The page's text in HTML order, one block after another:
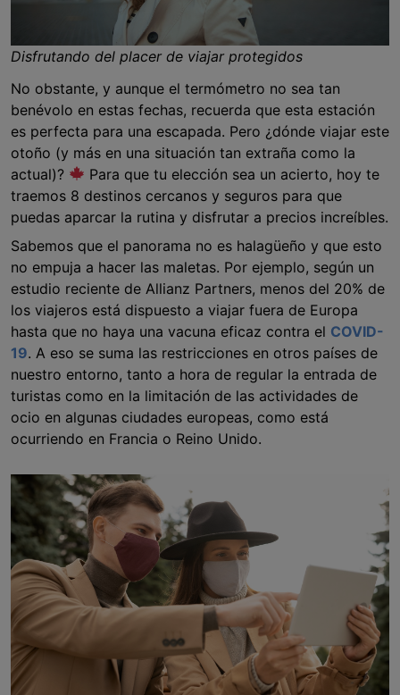
Disfrutando del placer de viajar protegidos
No obstante, y aunque el termómetro no sea tan
benévolo en estas fechas, recuerda que esta estación
es perfecta para una escapada. Pero ¿dónde viajar este
otoño (y más en una situación tan extraña como la
actual)?
Para que tu elección sea un acierto, hoy te
traemos 8 destinos cercanos y seguros para que
puedas aparcar la rutina y disfrutar a precios increíbles.
Sabemos que el panorama no es halagüeño y que esto
no empuja a hacer las maletas. Por ejemplo, según un
estudio reciente de Allianz Partners, menos del 20% de
los viajeros está dispuesto a viajar fuera de Europa
hasta que no haya una vacuna eficaz contra el COVID-
19. A eso se suma las restricciones en otros países de
nuestro entorno, tanto a hora de regular la entrada de
turistas como en la limitación de las actividades de
ocio en algunas ciudades europeas, como está
ocurriendo en Francia o Reino Unido.